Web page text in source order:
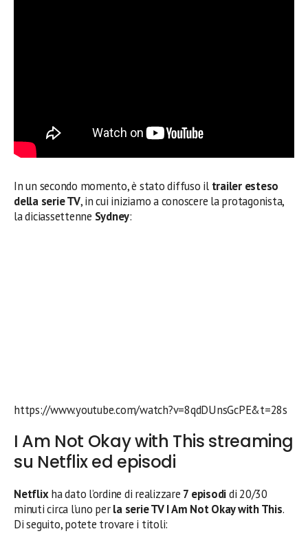
In un secondo momento, è stato diffuso il trailer esteso
della serie TV, in cui iniziamo a conoscere la protagonista,
la diciassettenne Sydney:
https://www.youtube.com/watch?v=8qdDUnsGcPE&t=28s
I Am Not Okay with This streaming
su Netflix ed episodi
Netflixha dato l’ordine di realizzare 7 episodidi 20/30
minuti circa l’uno perla serie TV I Am Not Okay with This.
Di seguito, potete trovare i titoli: